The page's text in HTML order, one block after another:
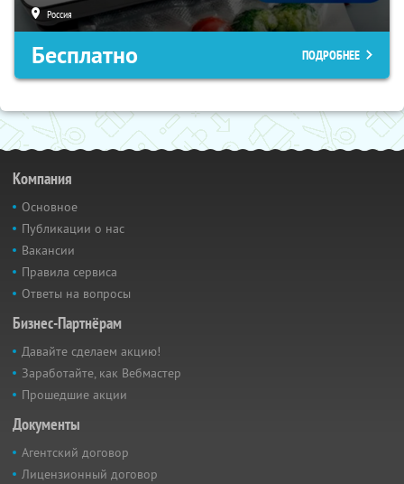
Россия
Бесплатно ПОДРОБНЕЕ
Компания
Основное
Публикации о нас
Вакансии
Правила сервиса
Ответы на вопросы
Бизнес-Партнёрам
Давайте сделаем акцию!
Заработайте, как Вебмастер
Прошедшие акции
Документы
Агентский договор
Лицензионный договор